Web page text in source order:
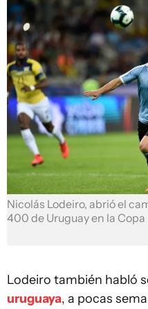
Nicolás Lodeiro, abrió el
400 de Uruguay en la Copa
Lodeiro también habló
uruguaya, a pocas